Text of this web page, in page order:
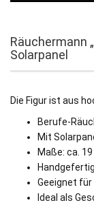
Räuchermann
Solarpanel
Die Figur ist aus
Berufe-
Mit
Maße: ca.
Geeignet
Ideal als